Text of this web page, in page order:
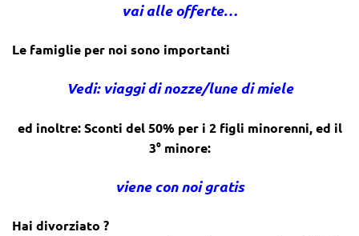
vai alle offerte…
Le famiglie per noi sono importanti
Vedi: viaggi di nozze/lune di miele
ed inoltre: Sconti del 50% per i 2 figli minorenni, ed il
3° minore:
viene con noi gratis
Hai divorziato ?